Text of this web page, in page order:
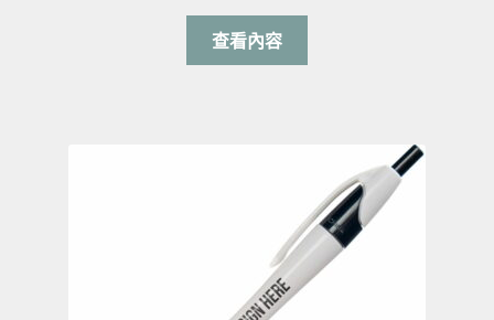
查看內容